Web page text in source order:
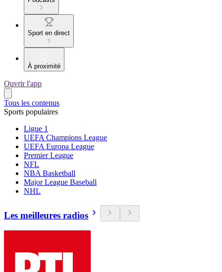
Sport en direct
À proximité
Ouvrir l'app
Tous les contenus
Sports populaires
Ligue 1
UEFA Champions League
UEFA Europa League
Premier League
NFL
NBA Basketball
Major League Baseball
NHL
Les meilleures radios